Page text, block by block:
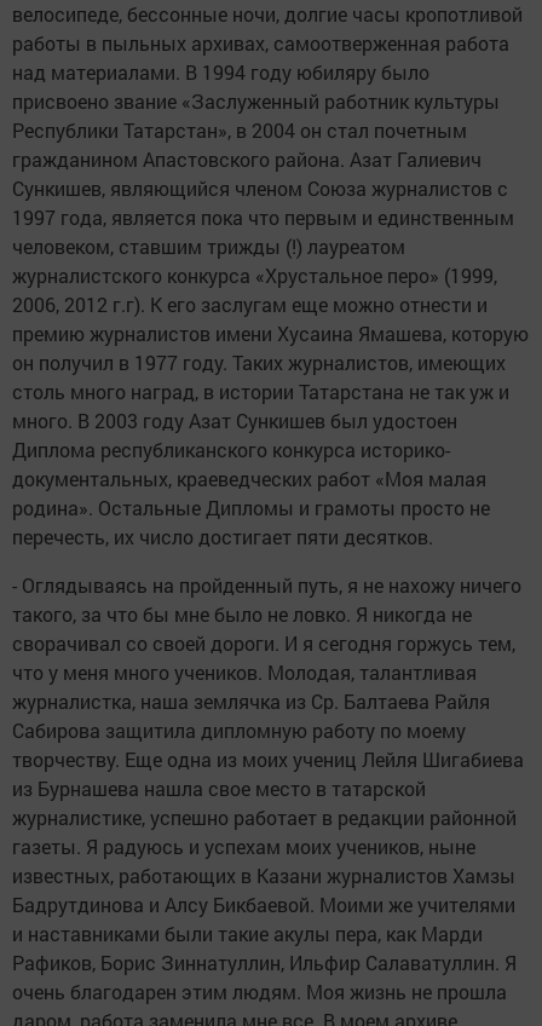
велосипеде, бессонные ночи, долгие часы кропотливой
работы в пыльных архивах, самоотверженная работа
над материалами. В 1994 году юбиляру было
присвоено звание «Заслуженный работник культуры
Республики Татарстан», в 2004 он стал почетным
гражданином Апастовского района. Азат Галиевич
Сункишев, являющийся членом Союза журналистов с
1997 года, является пока что первым и единственным
человеком, ставшим трижды (!) лауреатом
журналистского конкурса «Хрустальное перо» (1999,
2006, 2012 г.г). К его заслугам еще можно отнести и
премию журналистов имени Хусаина Ямашева, которую
он получил в 1977 году. Таких журналистов, имеющих
столь много наград, в истории Татарстана не так уж и
много. В 2003 году Азат Сункишев был удостоен
Диплома республиканского конкурса историко-
документальных, краеведческих работ «Моя малая
родина». Остальные Дипломы и грамоты просто не
перечесть, их число достигает пяти десятков.
- Оглядываясь на пройденный путь, я не нахожу ничего
такого, за что бы мне было не ловко. Я никогда не
сворачивал со своей дороги. И я сегодня горжусь тем,
что у меня много учеников. Молодая, талантливая
журналистка, наша землячка из Ср. Балтаева Райля
Сабирова защитила дипломную работу по моему
творчеству. Еще одна из моих учениц Лейля Шигабиева
из Бурнашева нашла свое место в татарской
журналистике, успешно работает в редакции районной
газеты. Я радуюсь и успехам моих учеников, ныне
известных, работающих в Казани журналистов Хамзы
Бадрутдинова и Алсу Бикбаевой. Моими же учителями
и наставниками были такие акулы пера, как Марди
Рафиков, Борис Зиннатуллин, Ильфир Салаватуллин. Я
очень благодарен этим людям. Моя жизнь не прошла
даром, работа заменила мне все. В моем архиве